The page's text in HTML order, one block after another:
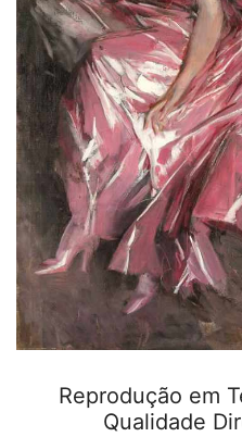
Reprodução em
Qualidade